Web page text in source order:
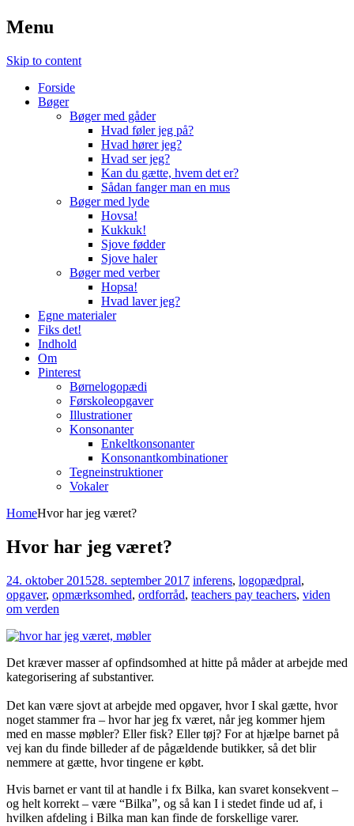
Menu
Skip to content
Forside
Bøger
Bøger med gåder
Hvad føler jeg på?
Hvad hører jeg?
Hvad ser jeg?
Kan du gætte, hvem det er?
Sådan fanger man en mus
Bøger med lyde
Hovsa!
Kukkuk!
Sjove fødder
Sjove haler
Bøger med verber
Hopsa!
Hvad laver jeg?
Egne materialer
Fiks det!
Indhold
Om
Pinterest
Børnelogopædi
Førskoleopgaver
Illustrationer
Konsonanter
Enkeltkonsonanter
Konsonantkombinationer
Tegneinstruktioner
Vokaler
HomeHvor har jeg været?
Hvor har jeg været?
24. oktober 201528. september 2017 inferens, logopædpral,
opgaver, opmærksomhed, ordforråd, teachers pay teachers, viden
om verden
Det kræver masser af opfindsomhed at hitte på måder at arbejde med
kategorisering af substantiver.
Det kan være sjovt at arbejde med opgaver, hvor I skal gætte, hvor
noget stammer fra – hvor har jeg fx været, når jeg kommer hjem
med en masse møbler? Eller fisk? Eller tøj? For at hjælpe barnet på
vej kan du finde billeder af de pågældende butikker, så det blir
nemmere at gætte, hvor tingene er købt.
Hvis barnet er vant til at handle i fx Bilka, kan svaret konsekvent –
og helt korrekt – være “Bilka”, og så kan I i stedet finde ud af, i
hvilken afdeling i Bilka man kan finde de forskellige varer.